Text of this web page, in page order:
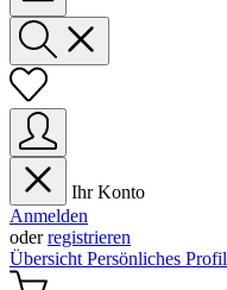
Ihr Konto
Anmelden
oderregistrieren
Übersicht Persönliches Profil